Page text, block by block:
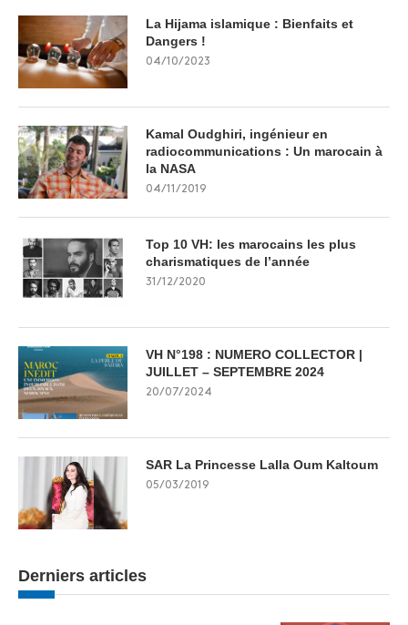
La Hijama islamique : Bienfaits et
Dangers !
04/10/2023
Kamal Oudghiri, ingénieur en
radiocommunications : Un marocain à
la NASA
04/11/2019
Top 10 VH: les marocains les plus
charismatiques de l’année
31/12/2020
VH N°198 : NUMERO COLLECTOR |
JUILLET – SEPTEMBRE 2024
20/07/2024
SAR La Princesse Lalla Oum Kaltoum
05/03/2019
Derniers articles